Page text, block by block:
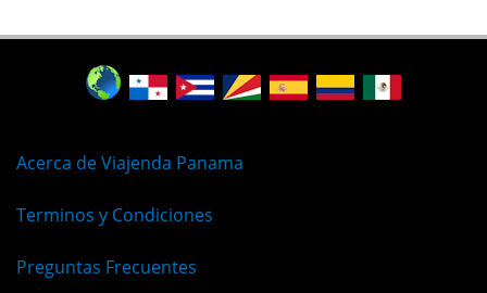
Acerca de Viajenda Panama
Terminos y Condiciones
Preguntas Frecuentes